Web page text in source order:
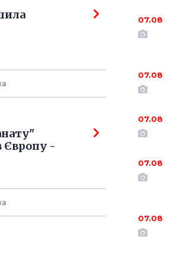
Європу -
07.08
07.08
07.08
07.08
07.08